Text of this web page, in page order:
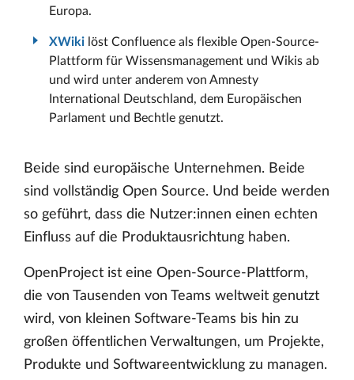
Europa.
XWiki löst Confluence als flexible Open-Source-
Plattform für Wissensmanagement und Wikis ab
und wird unter anderem von Amnesty
International Deutschland, dem Europäischen
Parlament und Bechtle genutzt.
Beide sind europäische Unternehmen. Beide
sind vollständig Open Source. Und beide werden
so geführt, dass die Nutzer:innen einen echten
Einfluss auf die Produktausrichtung haben.
OpenProject ist eine Open-Source-Plattform,
die von Tausenden von Teams weltweit genutzt
wird, von kleinen Software-Teams bis hin zu
großen öffentlichen Verwaltungen, um Projekte,
Produkte und Softwareentwicklung zu managen.